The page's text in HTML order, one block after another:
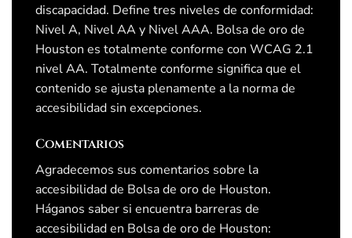
discapacidad. Define tres niveles de conformidad:
Nivel A, Nivel AA y Nivel AAA. Bolsa de oro de
Houston es totalmente conforme con WCAG 2.1
nivel AA. Totalmente conforme significa que el
contenido se ajusta plenamente a la norma de
accesibilidad sin excepciones.
Comentarios
Agradecemos sus comentarios sobre la
accesibilidad de Bolsa de oro de Houston.
Háganos saber si encuentra barreras de
accesibilidad en Bolsa de oro de Houston: